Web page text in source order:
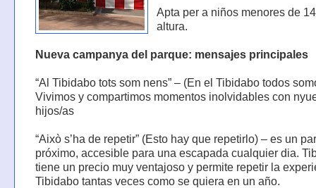
Apta per a niños menores de
altura.
Nueva campanya del parque: mensajes principales
“Al Tibidabo tots som nens” – (En el Tibidabo todos
Vivimos y compartimos momentos inolvidables con
hijos/as
“Això s’ha de repetir” (Esto hay que repetirlo) – es un
próximo, accesible para una escapada cualquier dia.
tiene un precio muy ventajoso y permite repetir la
Tibidabo tantas veces como se quiera en un año.